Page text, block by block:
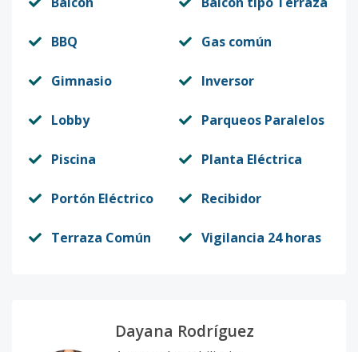
BBQ Gas común
Gimnasio Inversor
Lobby Parqueos Paralelos
Piscina Planta Eléctrica
Portón Eléctrico Recibidor
Terraza Común Vigilancia 24 horas
Dayana Rodríguez